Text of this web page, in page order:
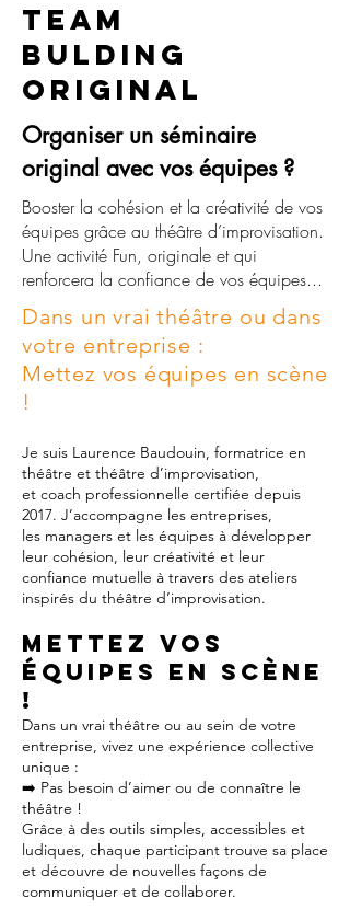
TEAM
BULDING
ORIGINAL
Organiser un séminaire
original avec vos équipes ?
Booster la cohésion et la créativité de vos
équipes grâce au théâtre d’improvisation.
Une activité Fun, originale et qui
renforcera la confiance de vos équipes...
Dans un vrai théâtre ou dans
votre entreprise :
Mettez vos équipes en scène
!
Je suis Laurence Baudouin, formatrice en
théâtre et théâtre d’improvisation,
et coach professionnelle certifiée depuis
2017. J’accompagne les entreprises,
les managers et les équipes à développer
leur cohésion, leur créativité et leur
confiance mutuelle à travers des ateliers
inspirés du théâtre d’improvisation.
Mettez vos
équipes en scène
!
Dans un vrai théâtre ou au sein de votre
entreprise, vivez une expérience collective
unique :
➡️ Pas besoin d’aimer ou de connaître le
théâtre !
Grâce à des outils simples, accessibles et
ludiques, chaque participant trouve sa place
et découvre de nouvelles façons de
communiquer et de collaborer.